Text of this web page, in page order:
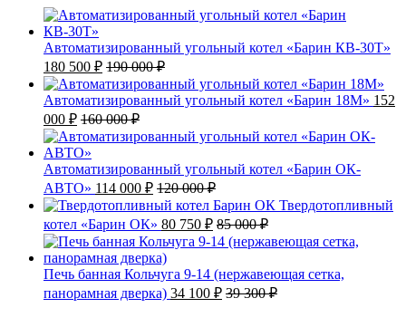
Автоматизированный угольный котел «Барин КВ-30Т»
180 500 ₽ 190 000₽
Автоматизированный угольный котел «Барин 18М» 152
000 ₽ 160 000₽
Автоматизированный угольный котел «Барин ОК-
АВТО» 114 000 ₽ 120 000₽
Твердотопливный
котел «Барин ОК» 80 750 ₽ 85 000₽
Печь банная Кольчуга 9-14 (нержавеющая сетка,
панорамная дверка) 34 100 ₽ 39 300₽